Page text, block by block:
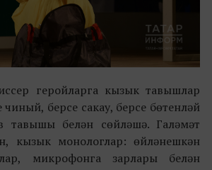
геройларга кызык тавышлар
чиный, берсе сакау, берсе бөтенләй
тавышы белән сөйләшә. Галәмәт
кызык монологлар: өйләнешкән
микрофонга зарлары белән